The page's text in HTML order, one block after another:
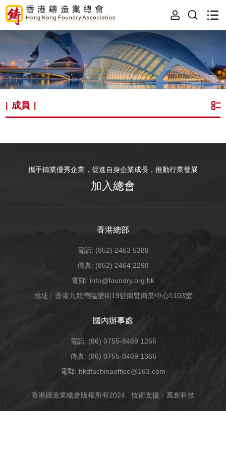
成員
攜手鑄業優秀企業，促進自身企業成長，推動行業發展
加入總會
香港總部
電話: (852) 2463 5388
傳真: (852) 2464 2298
電郵: info@foundry.org.hk
地址：香港九龍灣臨樂街19號南豐商業中心1103室
國內辦事處
電話: (86) 0755-8469 1266
傳真: (86) 0755-8469 1366
電郵: hkdfachinaoffice@163.com
香港鑄造業總會版權所有2024 技術支援：萬創科技